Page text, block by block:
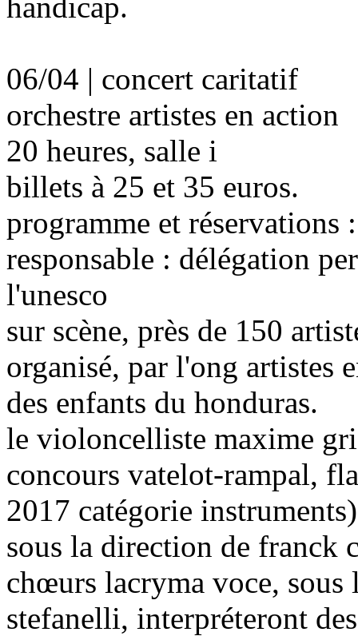
06/04 | concert caritatif
orchestre artistes en action
20 heures, salle i
billets à 25 et 35 euros.
programme et
responsable : délégation
l'unesco
sur scène, près de 150
organisé, par l'ong artistes
des enfants du honduras.
le violoncelliste maxime
concours vatelot-rampal,
2017 catégorie
sous la direction de franck
chœurs lacryma voce,
stefanelli, interpréteront